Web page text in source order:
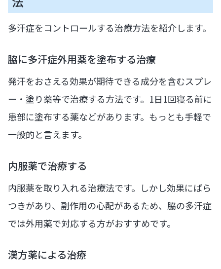
多汗症をコントロールする治療方法を紹介します。
脇に多汗症外用薬を塗布する治療
発汗をおさえる効果が期待できる成分を含むスプレ
ー・塗り薬等で治療する方法です。1日1回寝る前に
患部に塗布する薬などがあります。もっとも手軽で
一般的と言えます。
内服薬で治療する
内服薬を取り入れる治療法です。しかし効果にばら
つきがあり、副作用の心配があるため、脇の多汗症
では外用薬で対応する方がおすすめです。
漢方薬による治療